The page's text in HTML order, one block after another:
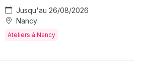
Jusqu'au 26/08/2026
Nancy
Ateliers à Nancy